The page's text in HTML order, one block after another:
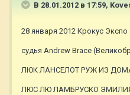
В 28.01.2012 в 17:59,
28 января 2012 Крокус Экспо
судья Andrew Brace
ЛЮК ЛАНСЕЛОТ РУЖ ИЗ
ЛЮС ЛЮ ЛАМБРУСКО